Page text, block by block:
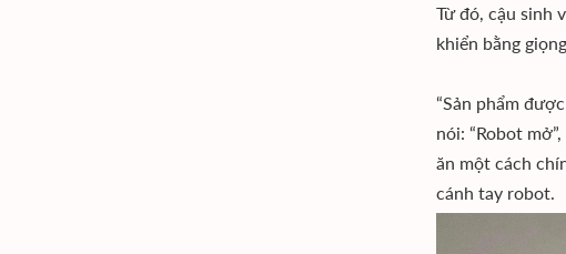
Từ đó, cậu sinh
khiển bằng
“Sản phẩm
nói: “Robot
ăn một cách
cánh tay robot.